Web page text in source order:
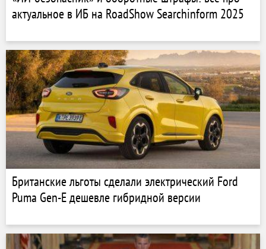
актуальное в ИБ на RoadShow Searchinform 2025
Британские льготы сделали электрический Ford
Puma Gen-E дешевле гибридной версии